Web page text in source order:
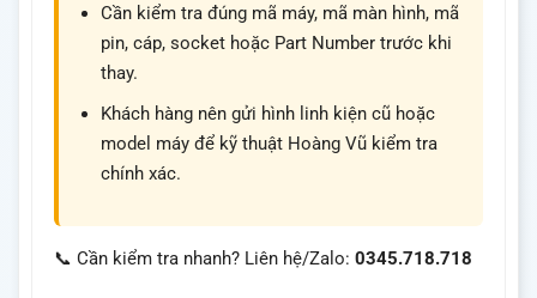
Cần kiểm tra đúng mã máy, mã màn hình, mã
pin, cáp, socket hoặc Part Number trước khi
thay.
Khách hàng nên gửi hình linh kiện cũ hoặc
model máy để kỹ thuật Hoàng Vũ kiểm tra
chính xác.
📞 Cần kiểm tra nhanh? Liên hệ/Zalo: 0345.718.718